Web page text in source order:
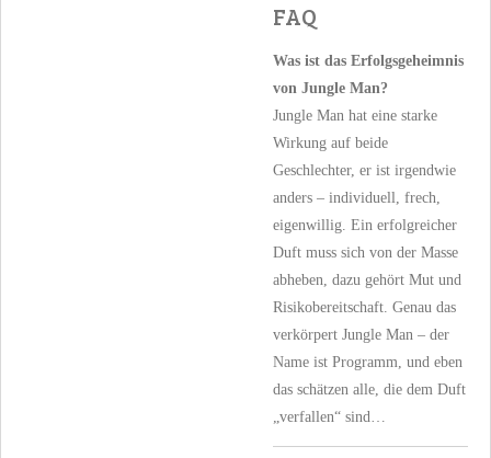
FAQ
Was ist das Erfolgsgeheimnis
von Jungle Man?
Jungle Man hat eine starke
Wirkung auf beide
Geschlechter, er ist irgendwie
anders – individuell, frech,
eigenwillig. Ein erfolgreicher
Duft muss sich von der Masse
abheben, dazu gehört Mut und
Risikobereitschaft. Genau das
verkörpert Jungle Man – der
Name ist Programm, und eben
das schätzen alle, die dem Duft
„verfallen“ sind…